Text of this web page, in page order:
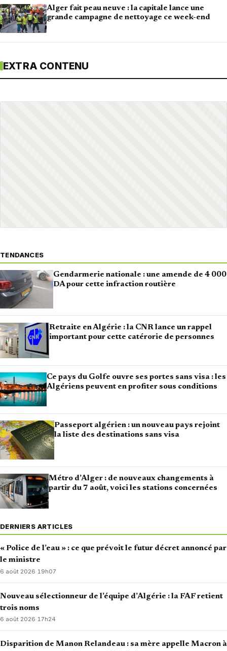
Alger fait peau neuve : la capitale lance une
grande campagne de nettoyage ce week-end
EXTRA CONTENU
TENDANCES
Gendarmerie nationale : une amende de 4 000
DA pour cette infraction routière
Retraite en Algérie : la CNR lance un rappel
important pour cette catérorie de personnes
Ce pays du Golfe ouvre ses portes sans visa : les
Algériens peuvent en profiter sous conditions
Passeport algérien : un nouveau pays rejoint
la liste des destinations sans visa
Métro d’Alger : de nouveaux changements à
partir du 7 août, voici les stations concernées
DERNIERS ARTICLES
« Police de l’eau » : ce que prévoit le futur décret annoncé par
le ministre
6 août 2026·19h07
Nouveau sélectionneur de l’équipe d’Algérie : la FAF retient
trois noms
6 août 2026·17h24
Disparition de Manon Relandeau : sa mère appelle Macron à